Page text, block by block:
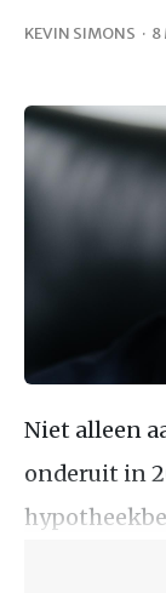
KEVIN SIMONS · 8
Niet alleen
onderuit in